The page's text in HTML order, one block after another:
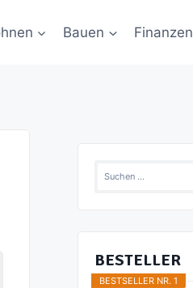
Bauen Finanzen
Suchen
BESTELLER
BESTSELLER NR. 1